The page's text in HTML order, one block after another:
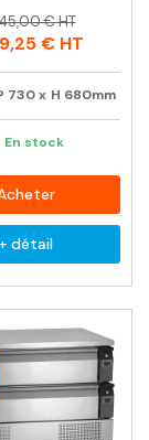
€ HT
€ HT
730 x H 680mm
En stock
+ détail